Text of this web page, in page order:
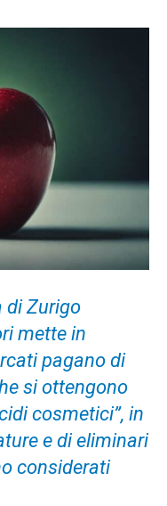
di Zurigo
mette in
pagano di
si ottengono
cosmetici”, in
e di eliminari
considerati